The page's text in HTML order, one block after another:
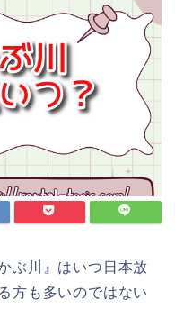
ぶ川』はいつ日本放
方も多いのではない